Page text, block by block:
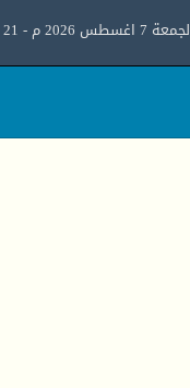
7 اغسطس 2026 م - 21 صفر 1448هـ